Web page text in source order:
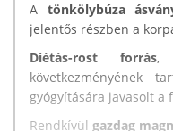
A tönkölybúza
jelentős részben a
Diétás-rost forrás,
következményének
gyógyítására javasolt a
Rendkívül gazdag